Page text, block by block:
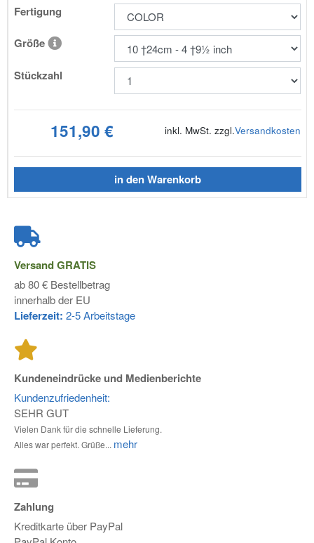
Fertigung
Größe
Stückzahl
151,90 € inkl. MwSt. zzgl.Versandkosten
in den Warenkorb
VersandGRATIS
ab 80 € Bestellbetrag
innerhalb der EU
Lieferzeit: 2-5 Arbeitstage
Kundeneindrücke und Medienberichte
Kundenzufriedenheit:
SEHR GUT
Vielen Dank für die schnelle Lieferung.
Alles war perfekt. Grüße... mehr
Zahlung
Kreditkarte über PayPal